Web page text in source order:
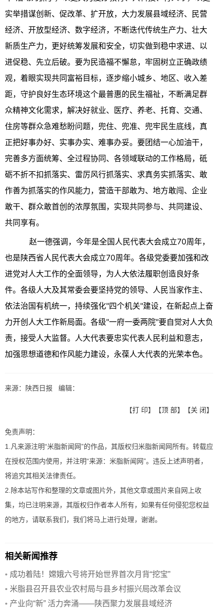
实举措谋创新、促改革、扩开放，大力发展县域经济、民营
经济、开放型经济、数字经济，不断迭代传统生产力、壮大
新质生产力，更好统筹发展和安全，切实做到稳中求进、以
进促稳、先立后破。要为民造福不懈怠，牢固树立正确政绩
观，着眼实现共同富裕目标，逐步缩小城乡、地区、收入差
距，守护良好生态环境这个最普惠的民生福祉，不断满足群
众精神文化需求，解决好就业、医疗、养老、托育、交通、
住房等群众急难愁盼问题，兜住、兜准、兜牢民生底线，真
正把好事办好、实事办实、难事办妥。要团结一心加油干，
完善多方面统筹、全过程协同、各领域联动的工作格局，砥
砺不折不扣抓落实、雷厉风行抓落实、求真务实抓落实、敢
作善为抓落实的作风能力，营造干部敢为、地方敢闯、企业
敢干、群众敢首创的浓厚氛围，实现共同参与、共同建设、
共同享有。
赵一德强调，今年是全国人民代表大会成立70周年，
也是陕西省人民代表大会成立70周年。各级党委要加强和改
进党对人大工作的全面领导，为人大依法履职创造良好条
件。各级人大及其常委会要坚持党的领导、人民当家作主、
依法治国有机统一，持续强化"四个机关"建设，在新起点上奋
力开创人大工作新局面。各级"一府一委两院"要自觉对人大负
责，接受人大监督。人大代表要忠实代表人民利益和意志，
加强思想道德和作风能力建设，永葆人大代表的光荣本色。
来源：陕西日报 编辑：
【打 印】【顶 部】【关 闭】
免责声明：
1.凡来源注明“米脂新闻网”的作品，其版权归米脂新闻网所有。转载应
在授权范围内使用，并注明“来源：米脂新闻网”。违反上述声明者，
将追究其相关法律责任。
2.除本站写作和整理的文章或图片外，其他文章或图片来自网上收
集，均已注明来源，其版权归作者本人所有，如果有任何侵犯您权益
的地方，请联系我们，我们将马上进行处理，谢谢。
相关新闻推荐
• 成功着陆！嫦娥六号将开始世界首次月背“挖宝”
• 米脂县召开县农业农村局与县乡村振兴局改革会议
• 产业向“新” 活力奔涌——陕西聚力发展县域经济